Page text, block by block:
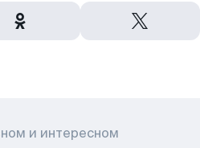
и интересном